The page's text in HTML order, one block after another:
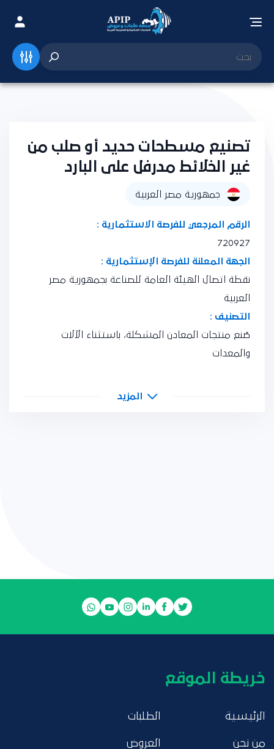
تصنيع مسطحات حديد أو صلب من
غير الخلائط مدرفل على البارد
جمهورية مصر العربية
الرقم المرجعي للفرصة الاستثمارية :
720927
الجهة المعلنة للفرصة الإستثمارية :
نقطة اتصال الهيئة العامة للصناعة بجمهورية مصر
العربية
التصنيف :
صُنع منتجات المعادن المشكلة، باستثناء الآلات
والمعدات
المزيد
خريطة الموقع
الرئيسية
من نحن
الطلبات
العروض